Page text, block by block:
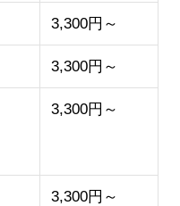
3,300円～
3,300円～
3,300円～
3,300円～